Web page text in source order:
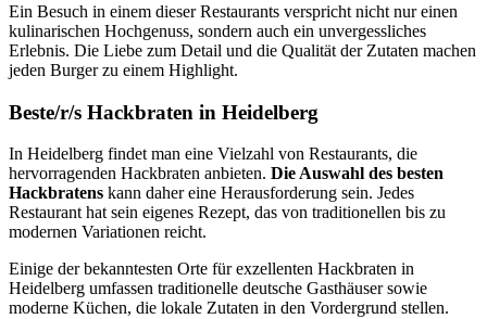
Ein Besuch in einem dieser Restaurants verspricht nicht nur einen
kulinarischen Hochgenuss, sondern auch ein unvergessliches
Erlebnis. Die Liebe zum Detail und die Qualität der Zutaten machen
jeden Burger zu einem Highlight.
Beste/r/s Hackbraten in Heidelberg
In Heidelberg findet man eine Vielzahl von Restaurants, die
hervorragenden Hackbraten anbieten. Die Auswahl des besten
Hackbratens kann daher eine Herausforderung sein. Jedes
Restaurant hat sein eigenes Rezept, das von traditionellen bis zu
modernen Variationen reicht.
Einige der bekanntesten Orte für exzellenten Hackbraten in
Heidelberg umfassen traditionelle deutsche Gasthäuser sowie
moderne Küchen, die lokale Zutaten in den Vordergrund stellen.